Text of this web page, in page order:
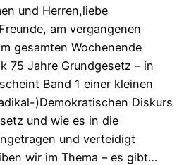
und Herren,liebe
am vergangenen
gesamten Wochenende
75 Jahre Grundgesetz – in
Band 1 einer kleinen
)Demokratischen Diskurs
und wie es in die
und verteidigt
wir im Thema – es gibt…